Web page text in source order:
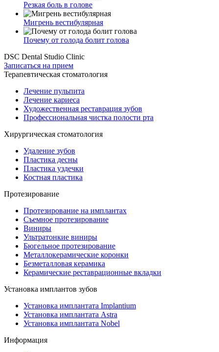
Резкая боль в голове
Мигрень вестибулярная
Почему от голода болит голова
DSC Dental Studio Clinic
Записаться на прием
Терапевтическая стоматология
Лечение пульпита
Лечение кариеса
Художественная реставрация зубов
Профессиональная чистка полости рта
Хирургическая стоматология
Удаление зубов
Пластика десны
Пластика уздечки
Костная пластика
Протезирование
Протезирование на имплантах
Съемное протезирование
Виниры
Ультратонкие виниры
Бюгельное протезирование
Металлокерамические коронки
Безметалловая керамика
Керамические реставрационные вкладки
Установка имплантов зубов
Установка имплантата Implantium
Установка имплантата Astra
Установка имплантата Nobel
Информация